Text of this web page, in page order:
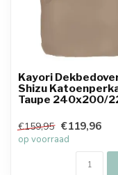
Kayori
Shizu
Taupe 240x200/
€159,95 €119,96
op voorraad